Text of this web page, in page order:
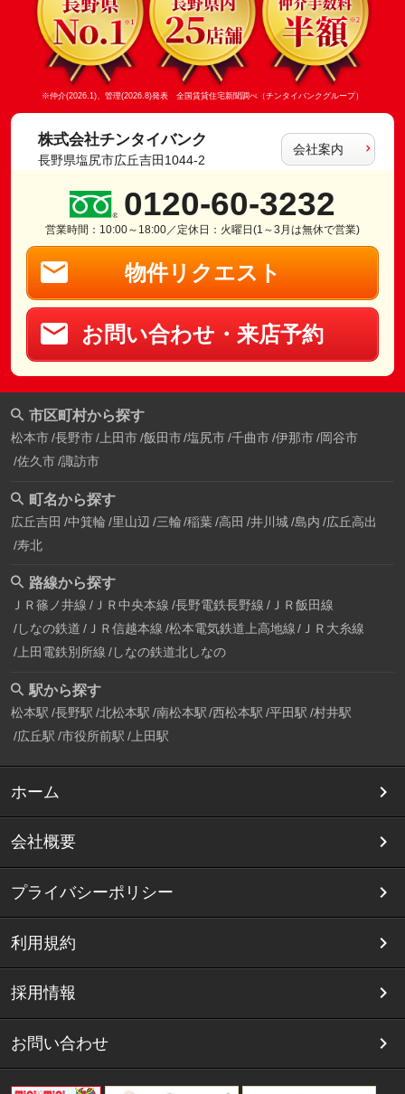
※仲介(2026.1)、管理(2026.8)発表 全国賃貸住宅新聞調べ（チンタイバンクグループ）
株式会社チンタイバンク
長野県塩尻市広丘吉田1044-2
会社案内
0120-60-3232
営業時間：10:00～18:00／定休日：火曜日(1～3月は無休で営業)
物件リクエスト
お問い合わせ・来店予約
市区町村から探す
松本市 長野市 上田市 飯田市 塩尻市 千曲市 伊那市 岡谷市
佐久市 諏訪市
町名から探す
広丘吉田 中箕輪 里山辺 三輪 稲葉 高田 井川城 島内 広丘高出
寿北
路線から探す
ＪＲ篠ノ井線 ＪＲ中央本線 長野電鉄長野線 ＪＲ飯田線
しなの鉄道 ＪＲ信越本線 松本電気鉄道上高地線
ＪＲ大糸線
上田電鉄別所線 しなの鉄道北しなの
駅から探す
松本駅 長野駅 北松本駅 南松本駅 西松本駅 平田駅 村井駅
広丘駅 市役所前駅 上田駅
ホーム
会社概要
プライバシーポリシー
利用規約
採用情報
お問い合わせ